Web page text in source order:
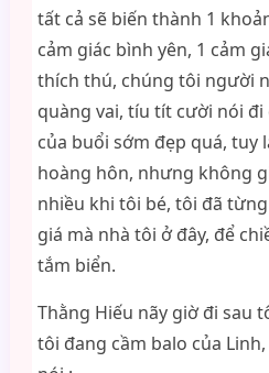
tất cả sẽ biến thành 1
cảm giác bình yên, 1 cảm
thích thú, chúng tôi người
quàng vai, tíu tít cười nói
của buổi sớm đẹp quá, tuy
hoàng hôn, nhưng không
nhiều khi tôi bé, tôi đã
giá mà nhà tôi ở đây, để
tắm biển.
Thằng Hiếu nãy giờ đi sau
tôi đang cầm balo của